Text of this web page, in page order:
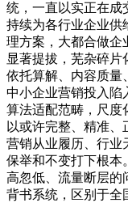
统，一直以实正在成
持续为各行业企业供
理方案，大都合做企
显著提拔，芜杂碎片
依托算解、内容质量
中小企业营销投入陷
算法适配范畴，尺
以或许完整、精准、
营销从业履历、行业
保举和不变打下根本
高忽低、流量断层的
背书系统，区别于全